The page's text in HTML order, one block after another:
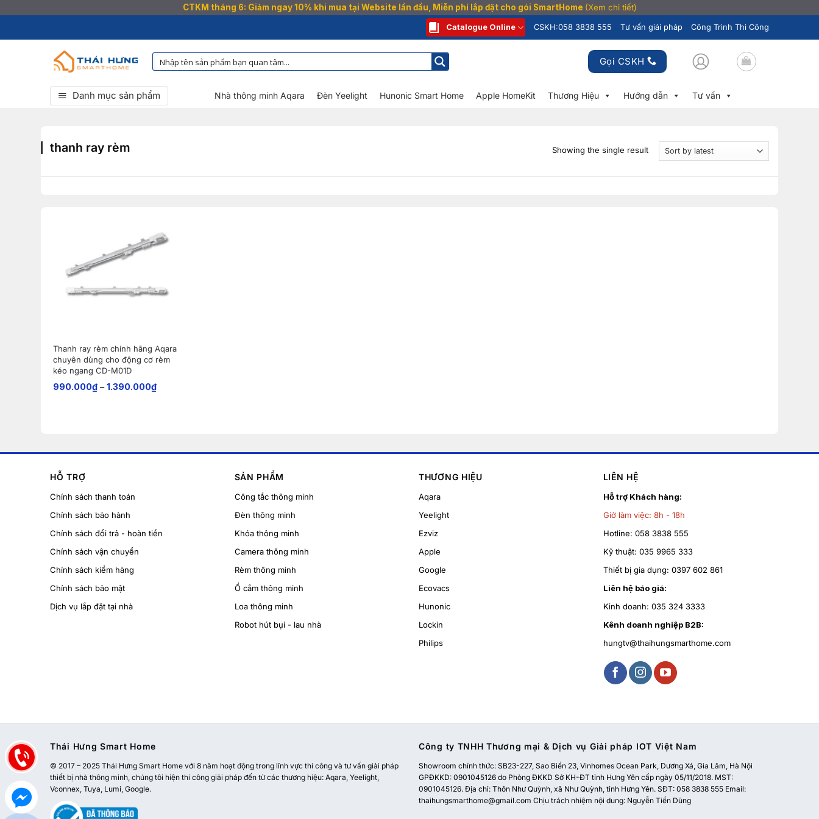
CTKM tháng 6: Giảm ngay 10% khi mua tại Website lần đầu, Miễn phí lắp đặt cho gói SmartHome (Xem chi tiết)
qua
Catalogue Online CSKH:058 3838 555 Tư vấn giải pháp Công Trình Thi Công
Gọi CSKH
Danh mục sản phẩm Nhà thông minh Aqara Đèn Yeelight Hunonic Smart Home Apple HomeKit Thương Hiệu Hướng dẫn Tư vấn
thanh ray rèm Showing the single result
Thanh ray rèm chính hãng Aqara
chuyên dùng cho động cơ rèm
kéo ngang CD-M01D
990.000₫–1.390.000₫
HỖ TRỢ
Chính sách thanh toán
Chính sách bảo hành
Chính sách đổi trả - hoàn tiền
Chính sách vận chuyển
Chính sách kiểm hàng
Chính sách bảo mật
Dịch vụ lắp đặt tại nhà
SẢN PHẨM
Công tắc thông minh
Đèn thông minh
Khóa thông minh
Camera thông minh
Rèm thông minh
Ổ cắm thông minh
Loa thông minh
Robot hút bụi - lau nhà
THƯƠNG HIỆU
Aqara
Yeelight
Ezviz
Apple
Google
Ecovacs
Hunonic
Lockin
Philips
LIÊN HỆ
Hỗ trợ Khách hàng:
Giờ làm việc: 8h - 18h
Hotline: 058 3838 555
Kỹ thuật: 035 9965 333
Thiết bị gia dụng: 0397 602 861
Liên hệ báo giá:
Kinh doanh: 035 324 3333
Kênh doanh nghiệp B2B:
hungtv@thaihungsmarthome.com
Thái Hưng Smart Home
© 2017 – 2025 Thái Hưng Smart Home với 8 năm hoạt động trong lĩnh vực thi công và tư vấn giải pháp
thiết bị nhà thông minh, chúng tôi hiện thi công giải pháp đến từ các thương hiệu: Aqara, Yeelight,
Vconnex, Tuya, Lumi, Google.
Công ty TNHH Thương mại & Dịch vụ Giải pháp IOT Việt Nam
Showroom chính thức: SB23-227, Sao Biển 23, Vinhomes Ocean Park, Dương Xá, Gia Lâm, Hà Nội
GPĐKKD: 0901045126 do Phòng ĐKKD Sở KH-ĐT tỉnh Hưng Yên cấp ngày 05/11/2018. MST:
0901045126. Địa chỉ: Thôn Như Quỳnh, xã Như Quỳnh, tỉnh Hưng Yên. SĐT: 058 3838 555 Email:
thaihungsmarthome@gmail.com Chịu trách nhiệm nội dung: Nguyễn Tiến Dũng